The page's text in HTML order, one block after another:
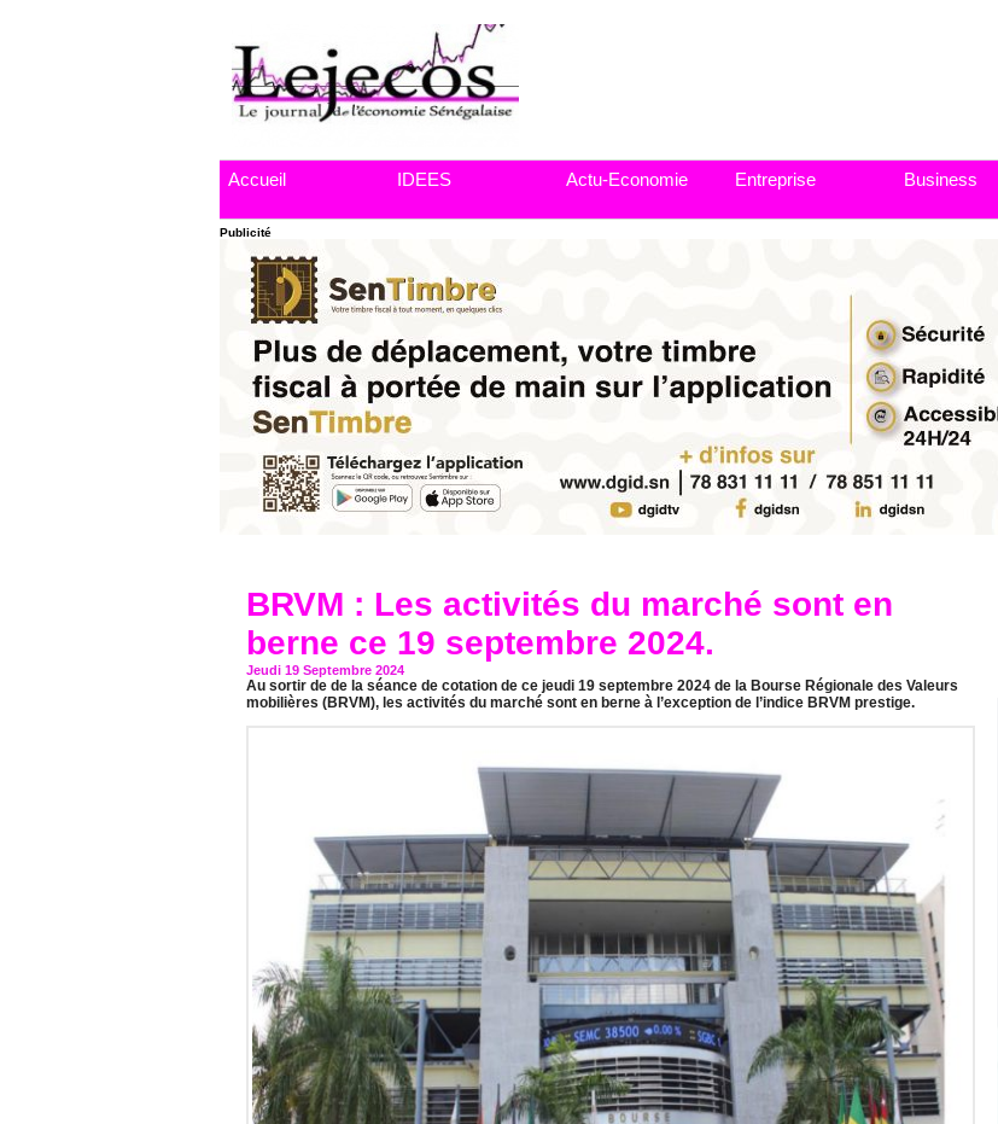
Accueil IDEES Actu-Economie Entreprise Business
Publicité
BRVM : Les activités du marché sont en
berne ce 19 septembre 2024.
Jeudi 19 Septembre 2024
Au sortir de de la séance de cotation de ce jeudi 19 septembre 2024 de la Bourse Régionale des Valeurs
mobilières (BRVM), les activités du marché sont en berne à l’exception de l’indice BRVM prestige.